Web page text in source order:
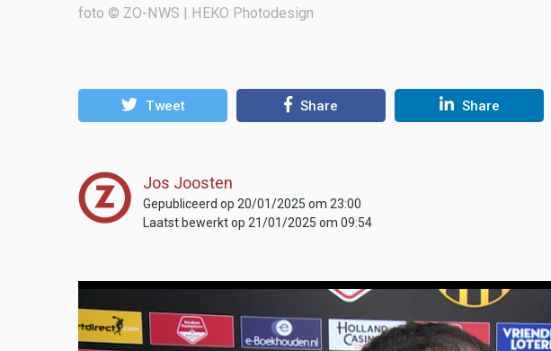
foto © ZO-NWS | HEKO Photodesign
Tweet Share Share
Jos Joosten
Gepubliceerd op 20/01/2025 om 23:00
Laatst bewerkt op 21/01/2025 om 09:54